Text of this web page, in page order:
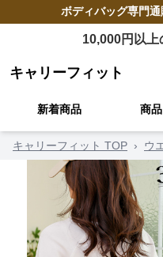
ボディバッグ専門通
10,000円以上
キャリーフィット
新着商品 商
キャリーフィット TOP › ウ